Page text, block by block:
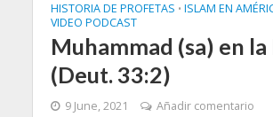
HISTORIA DE PROFETAS • ISLAM EN
VIDEO PODCAST
Muhammad (sa) en la
(Deut. 33:2)
9 June, 2021 Añadir comentario